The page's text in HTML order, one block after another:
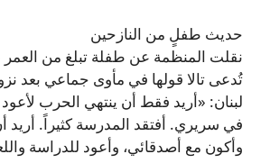
حديث طفلٍ من النازحين
نقلت المنظمة عن طفلة تبلغ من
تُدعى تالا قولها في مأوى جماعي بعد
لبنان: «أريد فقط أن ينتهي الحرب
في سريري. أفتقد المدرسة كثيراً. أريد
وأكون مع أصدقائي، وأعود للدراسة